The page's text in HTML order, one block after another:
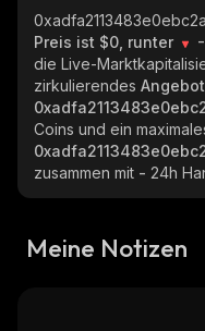
Preis ist $0, runter
die Live-
zirkulierendes
Coins und ein
zusammen mit - 24h
Meine Notizen